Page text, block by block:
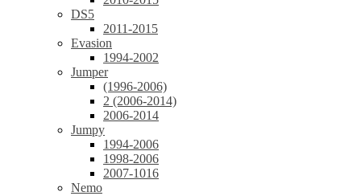
DS5
2011-2015
Evasion
1994-2002
Jumper
(1996-2006)
2 (2006-2014)
2006-2014
Jumpy
1994-2006
1998-2006
2007-1016
Nemo